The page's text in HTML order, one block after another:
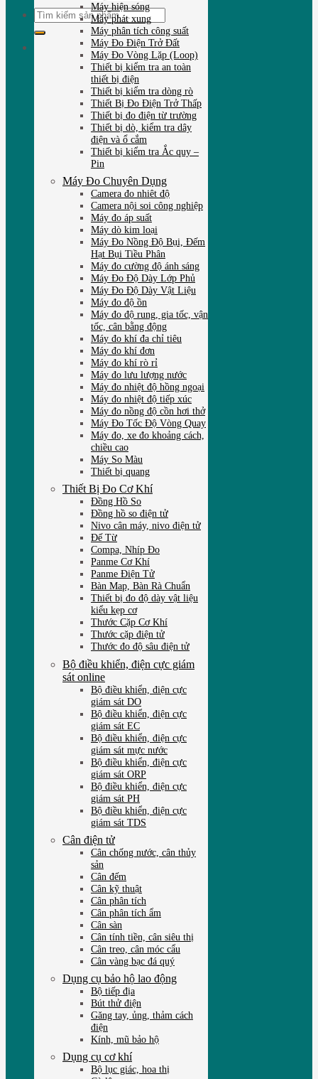
Tìm
kiếm:
Máy hiện sóng
Máy phát xung
Máy phân tích công suất
Máy Đo Điện Trở Đất
Máy Đo Vòng Lặp (Loop)
Thiết bị kiểm tra an toàn
thiết bị điện
Thiết bị kiểm tra dòng rò
Thiết Bị Đo Điện Trở Thấp
Thiết bị đo điện từ trường
Thiết bị dò, kiểm tra dây
điện và ổ cắm
Thiết bị kiểm tra Ắc quy –
Pin
Máy Đo Chuyên Dụng
Camera đo nhiêt độ
Camera nội soi công nghiệp
Máy đo áp suất
Máy dò kim loại
Máy Đo Nồng Độ Bụi, Đếm
Hạt Bụi Tiều Phân
Máy đo cường độ ánh sáng
Máy Đo Độ Dày Lớp Phủ
Máy Đo Độ Dày Vật Liệu
Máy đo độ ồn
Máy đo độ rung, gia tốc, vận
tốc, cân bằng động
Máy đo khí đa chỉ tiêu
Máy đo khí đơn
Máy đo khí rò rỉ
Máy đo lưu lượng nước
Máy đo nhiệt độ hồng ngoại
Máy đo nhiệt độ tiếp xúc
Máy đo nồng độ cồn hơi thở
Máy Đo Tốc Độ Vòng Quay
Máy đo, xe đo khoảng cách,
chiều cao
Máy So Màu
Thiết bị quang
Thiết Bị Đo Cơ Khí
Đồng Hồ So
Đồng hồ so điện tử
Nivo cân máy, nivo điện tử
Đế Từ
Compa, Nhíp Đo
Panme Cơ Khí
Panme Điện Tử
Bàn Map, Bàn Rà Chuẩn
Thiết bị đo độ dày vật liệu
kiểu kẹp cơ
Thước Cặp Cơ Khí
Thước cặp điện tử
Thước đo độ sâu điện tử
Bộ điều khiển, điện cực giám
sát online
Bộ điều khiển, điện cực
giám sát DO
Bộ điều khiển, điện cực
giám sát EC
Bộ điều khiển, điện cực
giám sát mực nước
Bộ điều khiển, điện cực
giám sát ORP
Bộ điều khiển, điện cực
giám sát PH
Bộ điều khiển, điện cực
giám sát TDS
Cân điện tử
Cân chống nước, cân thủy
sản
Cân đếm
Cân kỹ thuật
Cân phân tích
Cân phân tích ẩm
Cân sàn
Cân tính tiền, cân siêu thị
Cân treo, cân móc cẩu
Cân vàng bạc đá quý
Dụng cụ bảo hộ lao động
Bộ tiếp địa
Bút thử điện
Găng tay, ủng, thảm cách
điện
Kính, mũ bảo hộ
Dụng cụ cơ khí
Bộ lục giác, hoa thị